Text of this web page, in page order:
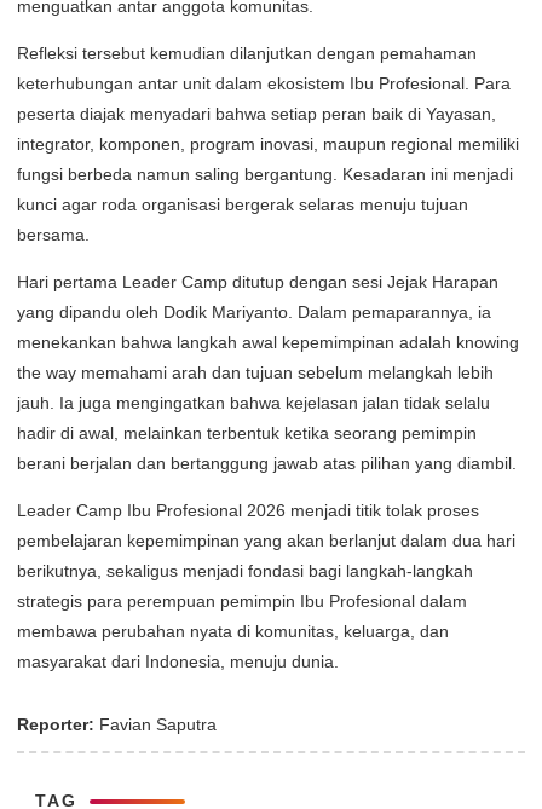
menguatkan antar anggota komunitas.
Refleksi tersebut kemudian dilanjutkan dengan pemahaman
keterhubungan antar unit dalam ekosistem Ibu Profesional. Para
peserta diajak menyadari bahwa setiap peran baik di Yayasan,
integrator, komponen, program inovasi, maupun regional memiliki
fungsi berbeda namun saling bergantung. Kesadaran ini menjadi
kunci agar roda organisasi bergerak selaras menuju tujuan
bersama.
Hari pertama Leader Camp ditutup dengan sesi Jejak Harapan
yang dipandu oleh Dodik Mariyanto. Dalam pemaparannya, ia
menekankan bahwa langkah awal kepemimpinan adalah knowing
the way memahami arah dan tujuan sebelum melangkah lebih
jauh. Ia juga mengingatkan bahwa kejelasan jalan tidak selalu
hadir di awal, melainkan terbentuk ketika seorang pemimpin
berani berjalan dan bertanggung jawab atas pilihan yang diambil.
Leader Camp Ibu Profesional 2026 menjadi titik tolak proses
pembelajaran kepemimpinan yang akan berlanjut dalam dua hari
berikutnya, sekaligus menjadi fondasi bagi langkah-langkah
strategis para perempuan pemimpin Ibu Profesional dalam
membawa perubahan nyata di komunitas, keluarga, dan
masyarakat dari Indonesia, menuju dunia.
Reporter: Favian Saputra
TAG